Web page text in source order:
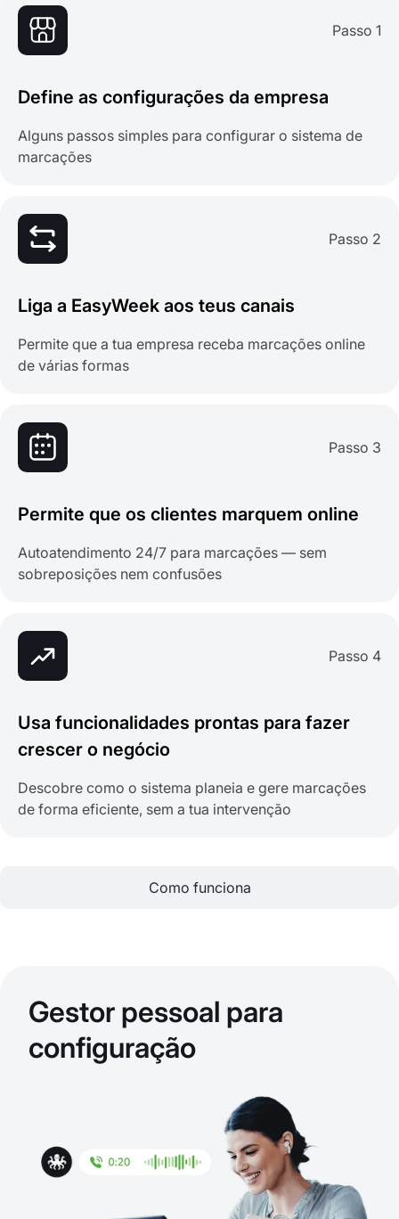
Passo 1
Define as configurações da empresa
Alguns passos simples para configurar o sistema de
marcações
Passo 2
Liga a EasyWeek aos teus canais
Permite que a tua empresa receba marcações online
de várias formas
Passo 3
Permite que os clientes marquem online
Autoatendimento 24/7 para marcações — sem
sobreposições nem confusões
Passo 4
Usa funcionalidades prontas para fazer
crescer o negócio
Descobre como o sistema planeia e gere marcações
de forma eficiente, sem a tua intervenção
Como funciona
Gestor pessoal para
configuração